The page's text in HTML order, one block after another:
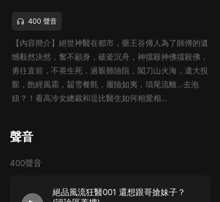
400 聲音
【內容簡介】絕世神醫在都市，藥王谷傳人為了師傅的遺
憾毅然決然，奮不顧身，破釜沉舟，神擋殺神佛擋殺佛，
勇往直前，不畏生死，過艱難險阻，闖刀山火海，遺大投
艱，飽經風霜，齧雪餐氈，履險如夷，瑣尾流離…去泡
妞？！看高冷女總裁和逗比醫生如何相愛相...
聲音
400聲音
絕品風流狂醫001 還想跟哥搶妹子？